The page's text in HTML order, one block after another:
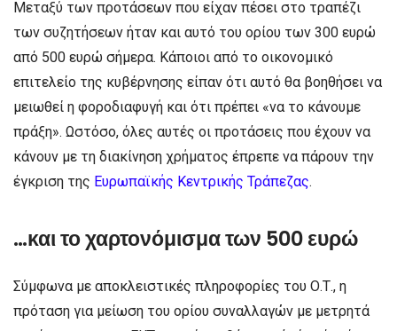
Μεταξύ των προτάσεων που είχαν πέσει στο τραπέζι
των συζητήσεων ήταν και αυτό του ορίου των 300 ευρώ
από 500 ευρώ σήμερα. Κάποιοι από το οικονομικό
επιτελείο της κυβέρνησης είπαν ότι αυτό θα βοηθήσει να
μειωθεί η φοροδιαφυγή και ότι πρέπει «να το κάνουμε
πράξη». Ωστόσο, όλες αυτές οι προτάσεις που έχουν να
κάνουν με τη διακίνηση χρήματος έπρεπε να πάρουν την
έγκριση της Ευρωπαϊκής Κεντρικής Τράπεζας.
…και το χαρτονόμισμα των 500 ευρώ
Σύμφωνα με αποκλειστικές πληροφορίες του Ο.Τ., η
πρόταση για μείωση του ορίου συναλλαγών με μετρητά